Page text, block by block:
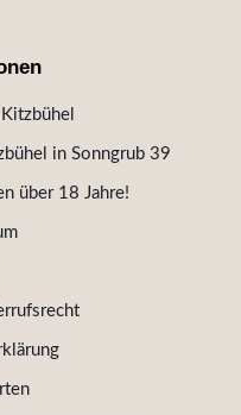
in Sonngrub 39
über 18 Jahre!